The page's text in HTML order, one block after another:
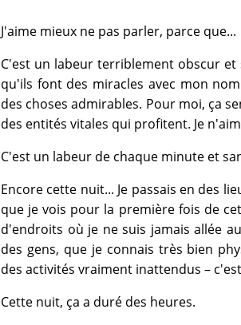
J'aime mieux ne pas parler, parce que...
C'est un labeur terriblement obscur
qu'ils font des miracles avec mon
des choses admirables. Pour moi, ça
des entités vitales qui profitent. Je
C'est un labeur de chaque minute et
Encore cette nuit... Je passais en des
que je vois pour la première fois de
d'endroits où je ne suis jamais allée
des gens, que je connais très bien
des activités vraiment inattendus –
Cette nuit, ça a duré des heures.